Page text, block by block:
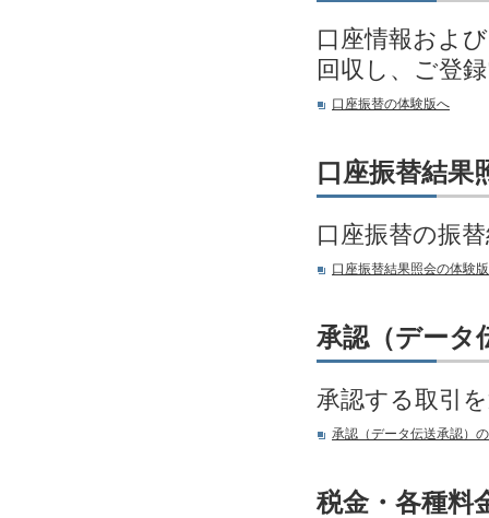
口座情報およ
回収し、ご登
口座振替の体験版へ
口座振替結果
口座振替の振
口座振替結果照会の体験
承認（データ
承認する取引
承認（データ伝送承認）
税金・各種料